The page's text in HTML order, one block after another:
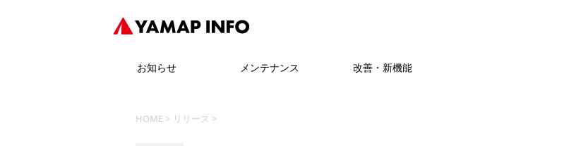
お知らせ メンテナンス 改善・新機能
HOME > リリース >